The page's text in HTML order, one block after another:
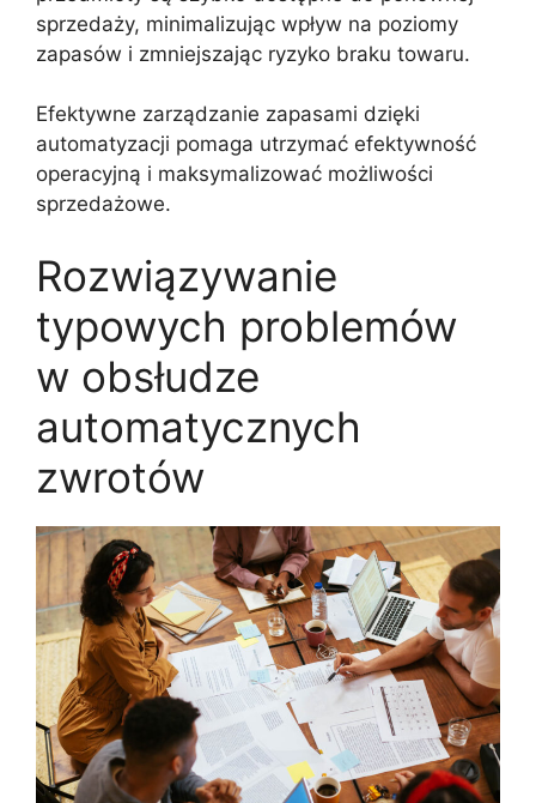
sprzedaży, minimalizując wpływ na poziomy
zapasów i zmniejszając ryzyko braku towaru.
Efektywne zarządzanie zapasami dzięki
automatyzacji pomaga utrzymać efektywność
operacyjną i maksymalizować możliwości
sprzedażowe.
Rozwiązywanie
typowych problemów
w obsłudze
automatycznych
zwrotów